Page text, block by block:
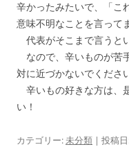
辛かったみたいで、「こ
意味不明なことを言って
代表がそこまで言うと
なので、辛いものが苦
対に近づかないでください
辛いもの好きな方は、
い！
カテゴリー:未分類 | 投稿